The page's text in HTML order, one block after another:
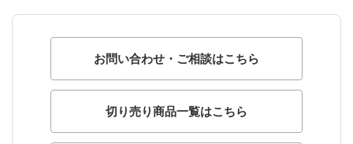
お問い合わせ・ご相談はこちら
切り売り商品一覧はこちら